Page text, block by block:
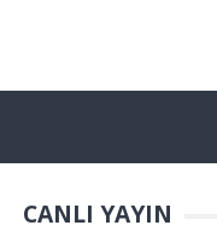
CANLI YAYIN